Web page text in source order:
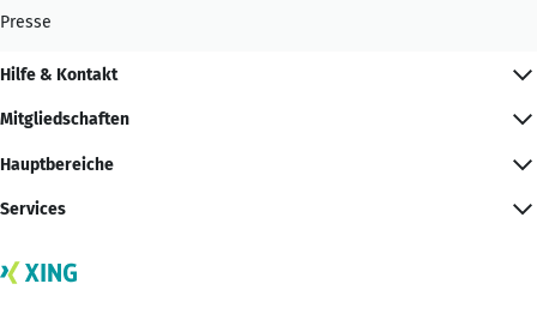
Presse
Hilfe & Kontakt
Mitgliedschaften
Hauptbereiche
Services